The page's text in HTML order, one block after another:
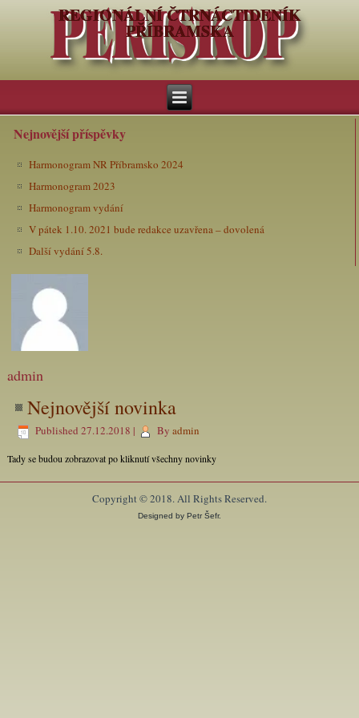
REGIONÁLNÍ ČTRNÁCTIDENÍK
PŘÍBRAMSKA
Nejnovější příspěvky
Harmonogram NR Příbramsko 2024
Harmonogram 2023
Harmonogram vydání
V pátek 1.10. 2021 bude redakce uzavřena – dovolená
Další vydání 5.8.
admin
Nejnovější novinka
Published 27.12.2018 | By admin
Tady se budou zobrazovat po kliknutí všechny novinky
Copyright © 2018. All Rights Reserved.
Designed by Petr Šefr.